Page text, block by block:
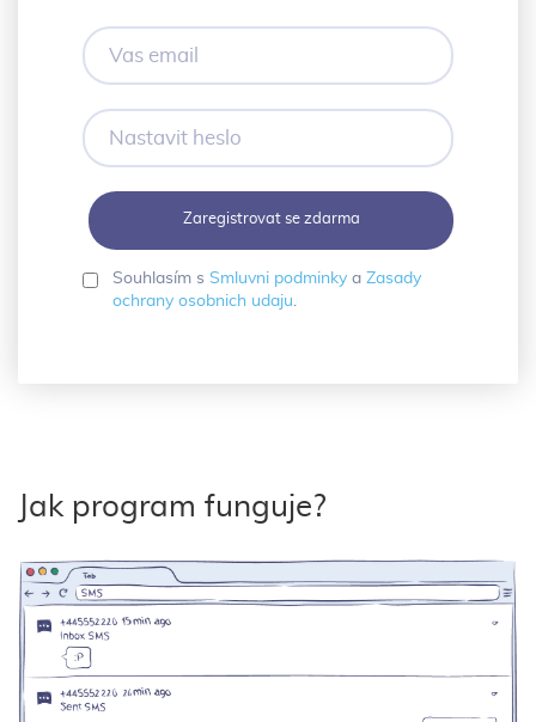
Vas
email
Nastavit
heslo
Souhlasím s Smluvni podminkya Zasady
ochrany osobnich udaju
Jak program funguje?